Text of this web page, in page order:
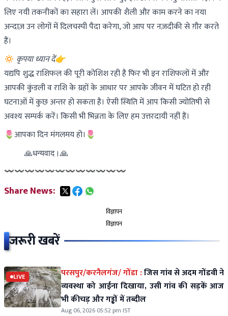
लिए नयी तकनीकों का सहारा लें। आपकी शैली और काम करने का नया
अन्दाज़ उन लोगों में दिलचस्पी पैदा करेगा, जो आप पर नज़दीकी से ग़ौर करते
हैं।
🔅 कृपया ध्यान दें👉
यद्यपि शुद्ध राशिफल की पूरी कोशिश रही है फिर भी इन राशिफलों में और
आपकी कुंडली व राशि के ग्रहों के आधार पर आपके जीवन में घटित हो रही
घटनाओं में कुछ अन्तर हो सकता है। ऐसी स्थिति में आप किसी ज्योतिषी से
अवश्य सम्पर्क करें। किसी भी भिन्नता के लिए हम उत्तरदायी नहीं हैं।
🌷आपका दिन मंगलमय हो।🌷
    🙏धन्यवाद।🙏
〰〰〰〰〰〰〰〰〰〰〰〰
Share News:
विज्ञापन
विज्ञापन
जरूरी खबरें
LIVE परसपुर/करनैलगंज/ गोंडा :जिस गांव से अदम गोंडवी ने
व्यवस्था को आईना दिखाया, उसी गांव की सड़कें आज
भी कीचड़ और गड्ढों में तब्दील
Aug 06, 2026 05:52 pm IST